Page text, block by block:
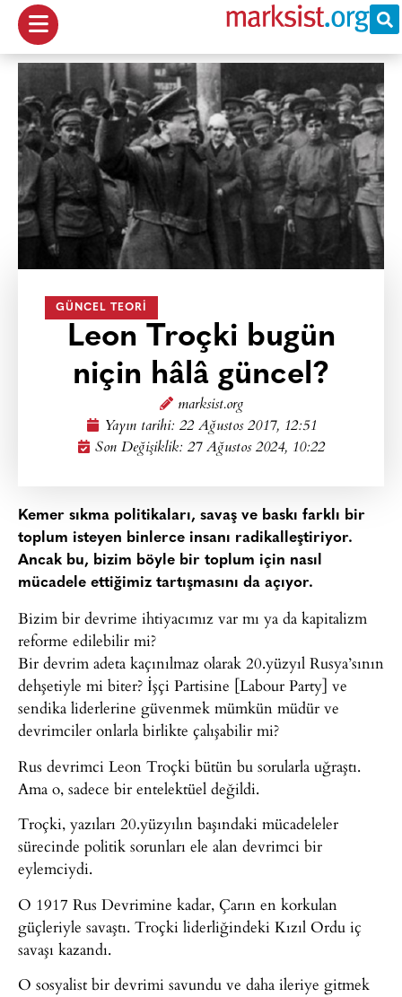
GÜNCEL TEORI
Leon Troçki bugün
niçin hâlâ güncel?
marksist.org
Yayın tarihi: 22 Ağustos 2017, 12:51
Son Değişiklik: 27 Ağustos 2024, 10:22
Kemer sıkma politikaları, savaş ve baskı farklı bir
toplum isteyen binlerce insanı radikalleştiriyor.
Ancak bu, bizim böyle bir toplum için nasıl
mücadele ettiğimiz tartışmasını da açıyor.
Bizim bir devrime ihtiyacımız var mı ya da kapitalizm
reforme edilebilir mi?
Bir devrim adeta kaçınılmaz olarak 20.yüzyıl Rusya’sının
dehşetiyle mi biter? İşçi Partisine [Labour Party] ve
sendika liderlerine güvenmek mümkün müdür ve
devrimciler onlarla birlikte çalışabilir mi?
Rus devrimci Leon Troçki bütün bu sorularla uğraştı.
Ama o, sadece bir entelektüel değildi.
Troçki, yazıları 20.yüzyılın başındaki mücadeleler
sürecinde politik sorunları ele alan devrimci bir
eylemciydi.
O 1917 Rus Devrimine kadar, Çarın en korkulan
güçleriyle savaştı. Troçki liderliğindeki Kızıl Ordu iç
savaşı kazandı.
O sosyalist bir devrimi savundu ve daha ileriye gitmek